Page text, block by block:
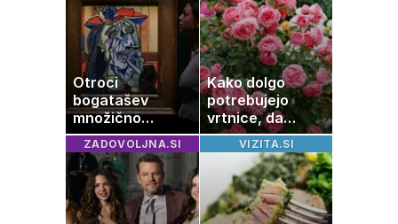
Otroci
bogatašev
množično
prodajajo
družinske
zbirke: raje imajo
denar kot
umetnine
Kako dolgo
potrebujejo
vrtnice, da
zrastejo? Vse o
rasti, cvetenju in
negi vrtnic
ZADOVOLJNA.SI VIZITA.SI